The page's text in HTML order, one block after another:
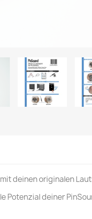
deinen originalen
Potenzial deiner